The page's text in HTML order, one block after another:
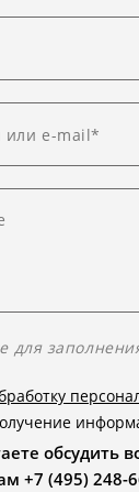
для
обсудить
+7 (495) 248-